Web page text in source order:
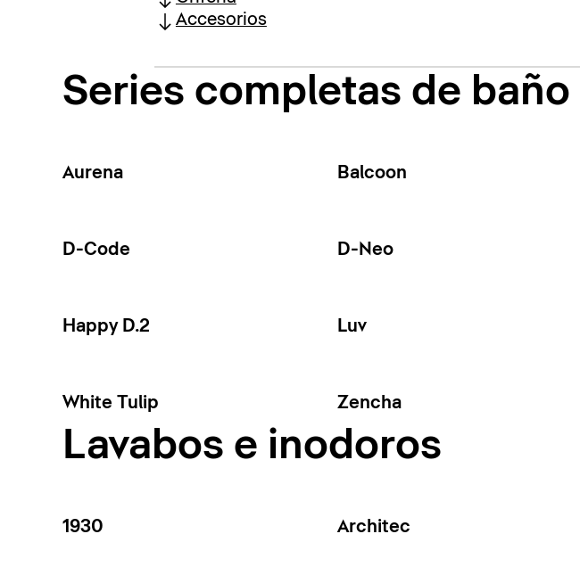
Accesorios
Series completas de baño
Aurena Balcoon
D-Code D-Neo
Happy D.2 Luv
White Tulip Zencha
Lavabos e inodoros
1930 Architec